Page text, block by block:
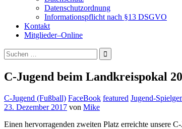
Datenschutzordnung
Informationspflicht nach §13 DSGVO
Kontakt
Mitglieder–Online
Suchen
nach:
C-Jugend beim Landkreispokal
C-Jugend (Fußball) FaceBook featured Jugend-
23. Dezember 2017 von Mike
Einen hervorragenden zweiten Platz erreichte unsere